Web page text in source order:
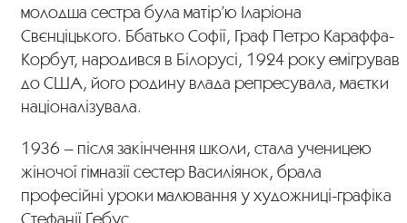
молодша сестра була матір’ю Іларіона
Свєнціцького. Ббатько Софії, Граф Петро Караффа-
Корбут, народився в Білорусі, 1924 року емігрував
до США, його родину влада репресувала, маєтки
націоналізувала.
1936 – після закінчення школи, стала ученицею
жіночої гімназії сестер Василіянок, брала
професійні уроки малювання у художниці-графіка
Стефанії Ґебус.